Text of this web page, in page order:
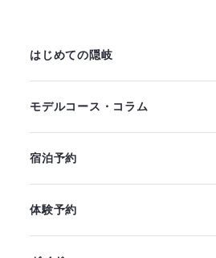
はじめての隠岐
モデルコース・コラム
宿泊予約
体験予約